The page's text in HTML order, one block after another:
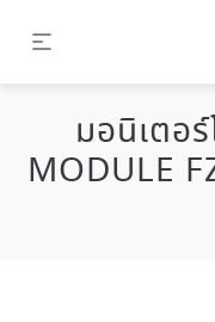
มอนิเตอ
MODULE